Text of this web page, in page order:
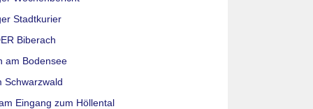
Stadtkurier
Biberach
am Bodensee
Schwarzwald
Eingang zum Höllental